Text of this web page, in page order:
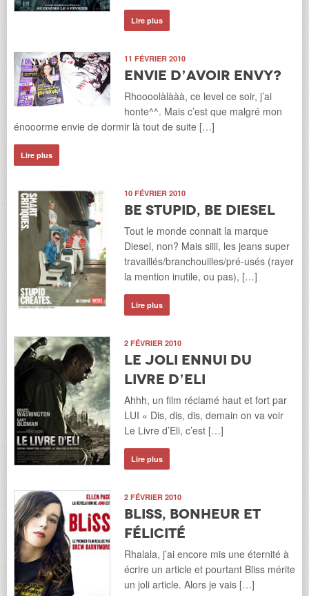
Lire plus
11 FÉVRIER 2010
Envie d’avoir Envy?
Rhoooolàlààà, ce level ce soir, j’ai
honte^^. Mais c’est que malgré mon
énooorme envie de dormir là tout de suite […]
Lire plus
10 FÉVRIER 2010
Be stupid, Be Diesel
Tout le monde connait la marque
Diesel, non? Mais siiii, les jeans super
travaillés/branchouilles/pré-usés (rayer
la mention inutile, ou pas), […]
Lire plus
2 FÉVRIER 2010
Le joli ennui du
livre d’Eli
Ahhh, un film réclamé haut et fort par
LUI « Dis, dis, dis, demain on va voir
Le Livre d’Eli, c’est […]
Lire plus
2 FÉVRIER 2010
Bliss, bonheur et
félicité
Rhalala, j’ai encore mis une éternité à
écrire un article et pourtant Bliss mérite
un joli article. Alors je vais […]